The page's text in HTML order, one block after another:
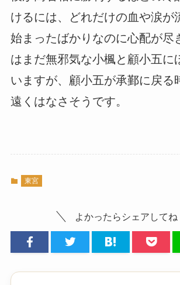
けるには、どれだけの血や涙が
始まったばかりなのに心配が尽
はまだ無邪気な小楓と顧小五に
いますが、顧小五が承鄞に戻る
遠くはなさそうです。
東宮
よかったらシェアしてね